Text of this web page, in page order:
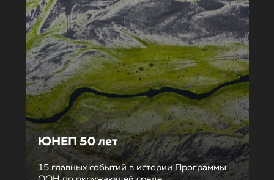
ЮНЕП 50 лет
15 главных событий в истории Программы